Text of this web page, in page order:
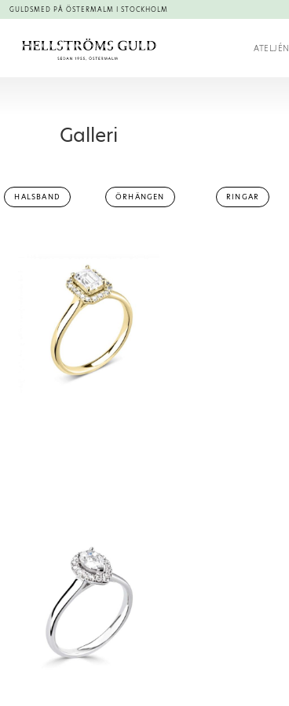
GULDSMED PÅ ÖSTERMALM I STOCKHOLM
ATELJÉN
Galleri
HALSBAND ÖRHÄNGEN RINGAR